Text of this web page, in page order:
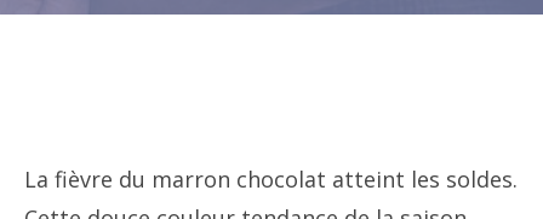
La fièvre du marron chocolat atteint les soldes.